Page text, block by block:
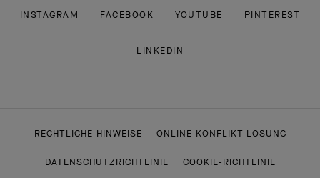
INSTAGRAM FACEBOOK YOUTUBE PINTEREST
LINKEDIN
RECHTLICHE HINWEISE ONLINE KONFLIKT-LÖSUNG
DATENSCHUTZRICHTLINIE COOKIE-RICHTLINIE